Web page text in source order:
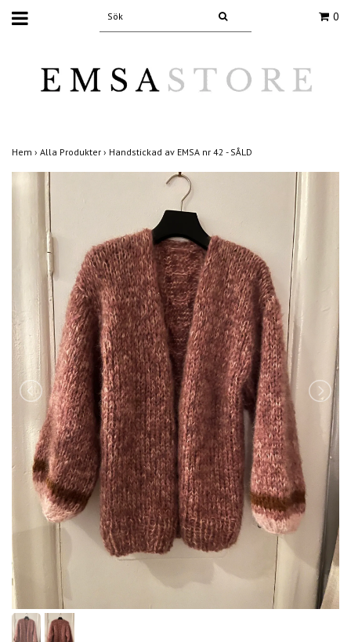
0
Hem › Alla Produkter › Handstickad av EMSA nr 42 - SÅLD